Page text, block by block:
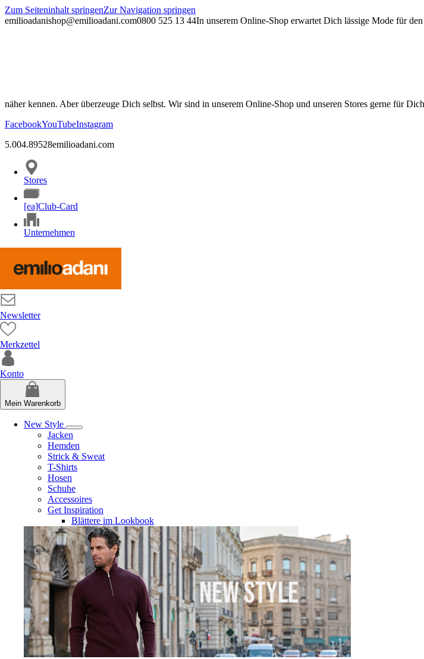
Zum Seiteninhalt springenZur Navigation springen
emilioadanishop@emilioadani.com0800 525 13 44In unserem Online-Shop erwartet Dich lässige Mode für
näher kennen. Aber überzeuge Dich selbst. Wir sind in unserem Online-Shop und unseren Stores gerne für
FacebookYouTubeInstagram
5.004.89528emilioadani.com
Stores
[ea]Club-Card
Unternehmen
Newsletter
Merkzettel
Konto
Mein Warenkorb
New Style
Jacken
Hemden
Strick & Sweat
T-Shirts
Hosen
Schuhe
Accessoires
Get Inspiration
Blättere im Lookbook